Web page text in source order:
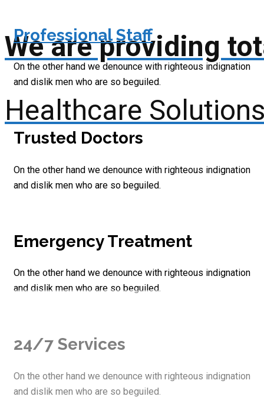
We are providing
Healthcare
Professional Staff
On the other hand we denounce with righteous indignation
and dislik men who are so beguiled.
Trusted Doctors
On the other hand we denounce with righteous indignation
and dislik men who are so beguiled.
Emergency Treatment
On the other hand we denounce with righteous indignation
and dislik men who are so beguiled.
24/7 Services
On the other hand we denounce with righteous indignation
and dislik men who are so beguiled.